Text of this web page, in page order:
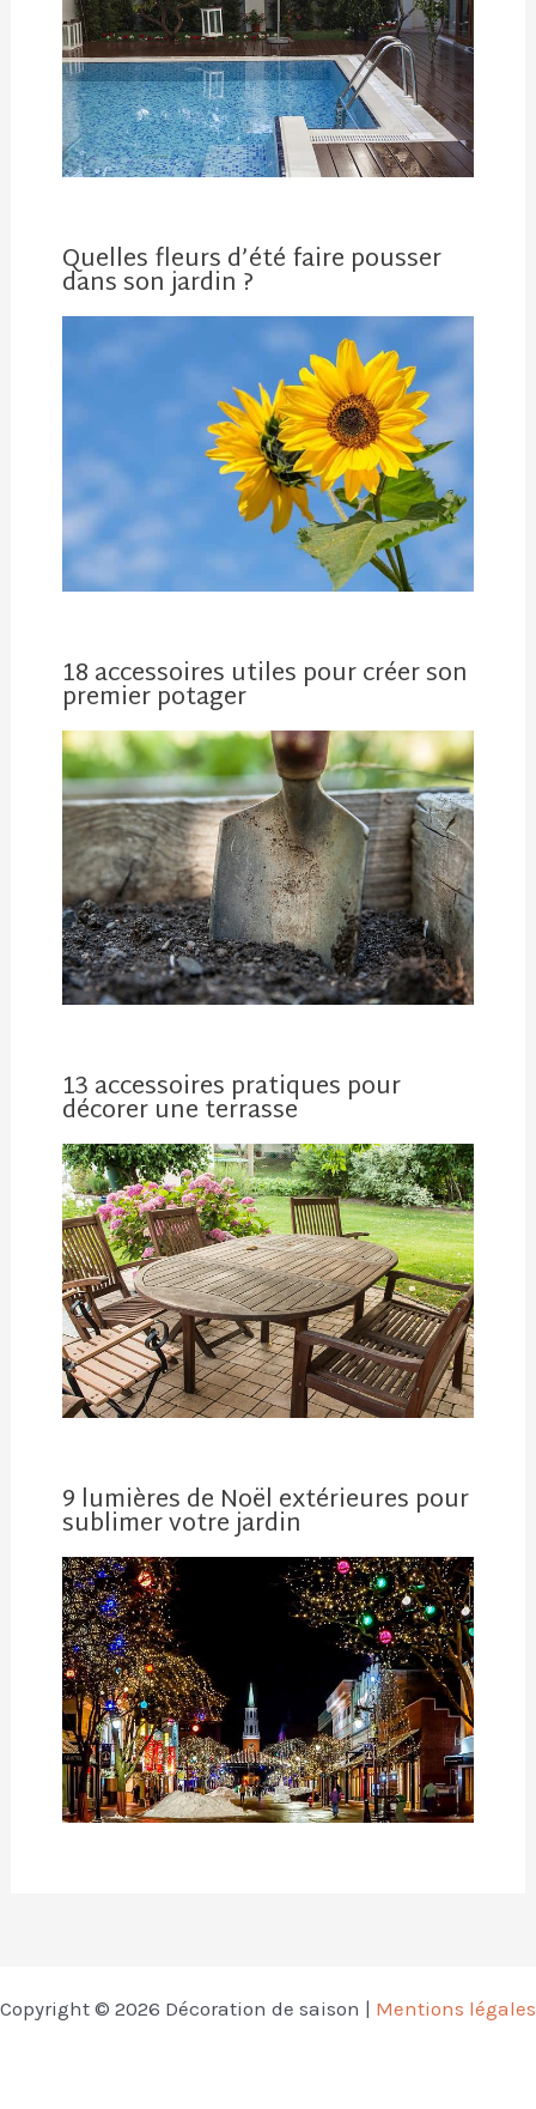
Quelles fleurs d’été faire pousser
dans son jardin ?
18 accessoires utiles pour créer son
premier potager
13 accessoires pratiques pour
décorer une terrasse
9 lumières de Noël extérieures pour
sublimer votre jardin
Copyright © 2026 Décoration de saison | Mentions légales